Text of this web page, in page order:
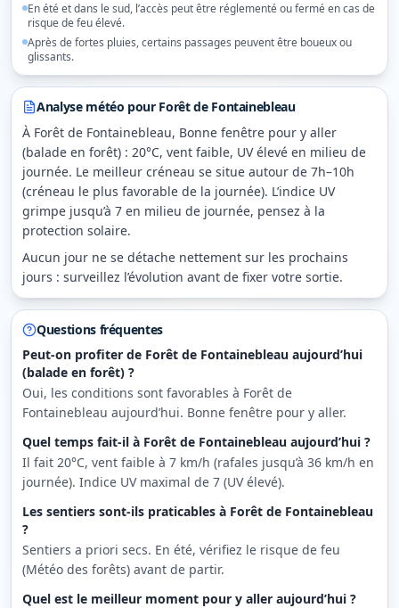
En été et dans le sud, l’accès peut être réglementé ou fermé en cas de
risque de feu élevé.
Après de fortes pluies, certains passages peuvent être boueux ou
glissants.
Analyse météo pour Forêt de Fontainebleau
À Forêt de Fontainebleau, Bonne fenêtre pour y aller
(balade en forêt) : 20°C, vent faible, UV élevé en milieu de
journée. Le meilleur créneau se situe autour de 7h–10h
(créneau le plus favorable de la journée). L’indice UV
grimpe jusqu’à 7 en milieu de journée, pensez à la
protection solaire.
Aucun jour ne se détache nettement sur les prochains
jours : surveillez l’évolution avant de fixer votre sortie.
Questions fréquentes
Peut-on profiter de Forêt de Fontainebleau aujourd’hui
(balade en forêt) ?
Oui, les conditions sont favorables à Forêt de
Fontainebleau aujourd’hui. Bonne fenêtre pour y aller.
Quel temps fait-il à Forêt de Fontainebleau aujourd’hui ?
Il fait 20°C, vent faible à 7 km/h (rafales jusqu’à 36 km/h en
journée). Indice UV maximal de 7 (UV élevé).
Les sentiers sont-ils praticables à Forêt de Fontainebleau
?
Sentiers a priori secs. En été, vérifiez le risque de feu
(Météo des forêts) avant de partir.
Quel est le meilleur moment pour y aller aujourd’hui ?